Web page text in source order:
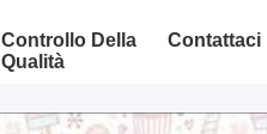
Controllo Della
Qualità
Contattaci